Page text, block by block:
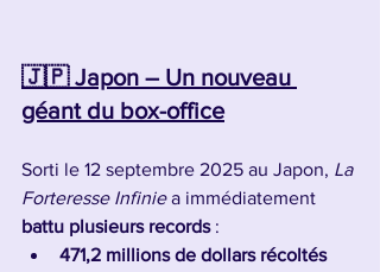
🇯🇵 Japon – Un nouveau
géant du box-office
Sorti le 12 septembre 2025 au Japon, La
Forteresse Infinie a immédiatement
battu plusieurs records :
471,2 millions de dollars récoltés